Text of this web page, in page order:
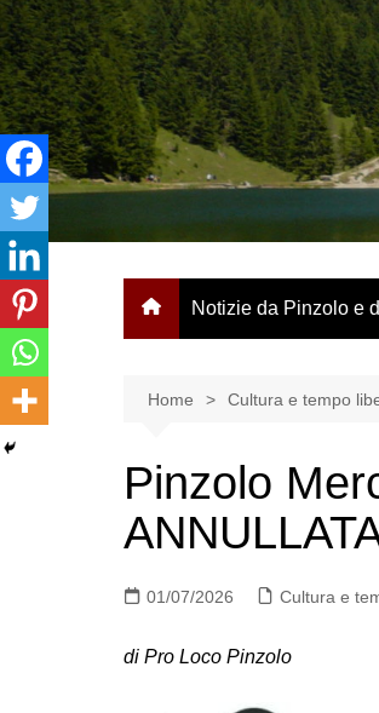
Salta
al
contenuto
Notizie da Pinzolo e
Home Cultura e tempo
Pinzolo
01/07/2026 Cultura e
di Pro Loco Pinzolo